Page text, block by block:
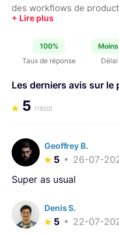
des workflows de
cinématographique au
d'expertise inclut
en multi-caméras et
Comme le témoigne les
louées sont celles que
éprouvées et optimisées.
100%
Taux de réponse
Les derniers avis sur le
5 (1920)
Geoffrey B.
5
26-07-
Super as usual
Denis S.
5
22-07-